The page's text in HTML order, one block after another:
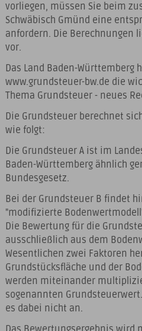
vorliegen, müssen Sie beim
Schwäbisch Gmünd eine
anfordern. Die Berechnungen
vor.
Das Land Baden-
www.grundsteuer-bw.de die
Thema Grundsteuer - neues
Die Grundsteuer berechnet
wie folgt:
Die Grundsteuer A ist im
Baden-Württemberg ähnlich
Bundesgesetz.
Bei der Grundsteuer B findet
"modifizierte
Die Bewertung für die
ausschließlich aus dem
Wesentlichen zwei Faktoren
Grundstücksfläche und der
werden miteinander
sogenannten
es dabei nicht an.